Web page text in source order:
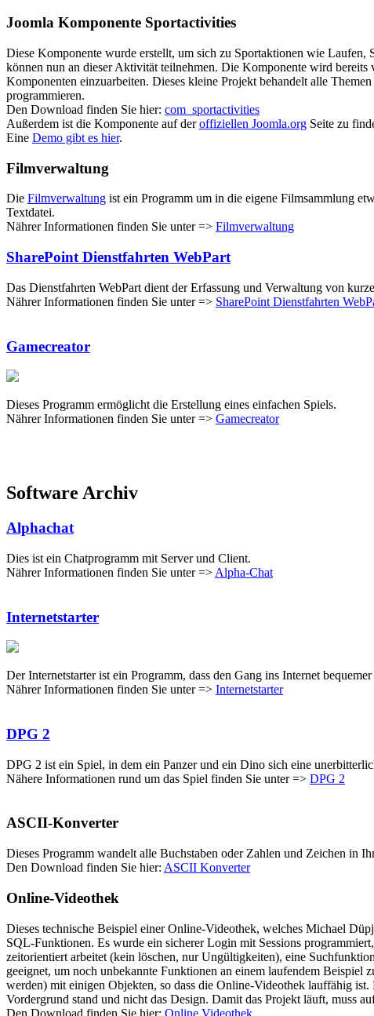
Joomla Komponente Sportactivities
Diese Komponente wurde erstellt, um sich zu Sportaktionen wie
können nun an dieser Aktivität teilnehmen. Die Komponente wird bereits
Komponenten einzuarbeiten. Dieses kleine Projekt behandelt alle
programmieren.
Den Download finden Sie hier: com_sportactivities
Außerdem ist die Komponente auf deroffiziellen Joomla.org Seite zu
Eine Demo gibt es hier.
Filmverwaltung
Die Filmverwaltung ist ein Programm um in die eigene Filmsammlung
Textdatei.
Nährer Informationen finden Sie unter => Filmverwaltung
SharePoint Dienstfahrten WebPart
Das Dienstfahrten WebPart dient der Erfassung und Verwaltung von
Nährer Informationen finden Sie unter => SharePoint Dienstfahrten
Gamecreator
Dieses Programm ermöglicht die Erstellung eines einfachen Spiels.
Nährer Informationen finden Sie unter => Gamecreator
Software Archiv
Alphachat
Dies ist ein Chatprogramm mit Server und Client.
Nährer Informationen finden Sie unter => Alpha-Chat
Internetstarter
Der Internetstarter ist ein Programm, dass den Gang ins Internet bequemer
Nährer Informationen finden Sie unter => Internetstarter
DPG 2
DPG 2 ist ein Spiel, in dem ein Panzer und ein Dino sich eine
Nähere Informationen rund um das Spiel finden Sie unter => DPG 2
ASCII-Konverter
Dieses Programm wandelt alle Buchstaben oder Zahlen und Zeichen in
Den Download finden Sie hier: ASCII Konverter
Online-Videothek
Dieses technische Beispiel einer Online-Videothek, welches Michael
SQL-Funktionen. Es wurde ein sicherer Login mit Sessions
zeitorientiert arbeitet (kein löschen, nur Ungültigkeiten), eine
geeignet, um noch unbekannte Funktionen an einem laufendem
werden) mit einigen Objekten, so dass die Online-Videothek lauffähig
Vordergrund stand und nicht das Design. Damit das Projekt läuft, muss
Den Download finden Sie hier: Online Videothek